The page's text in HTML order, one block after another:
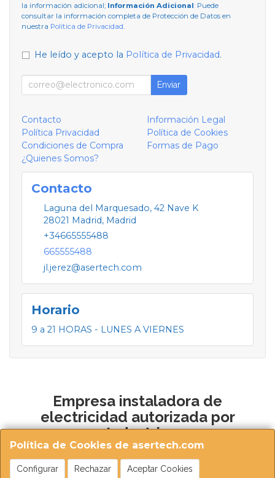
Política de Cookies de asertech.com
Configurar Rechazar Aceptar Cookies
la información adicional; Información Adicional: Puede
consultar la información completa de Protección de Datos en
nuestra Política de Privacidad
He leído y acepto la Política de Privacidad.
Enviar
Contacto
Información Legal
Política Privacidad
Política de Cookies
Condiciones de Compra
Formas de Pago
¿Quienes Somos?
Contacto
Laguna del Marquesado, 42 Nave K
28021 Madrid, Madrid
+34665555488
665555488
jl.jerez@asertech.com
Horario
9 a 21 HORAS - LUNES A VIERNES
Empresa instaladora de
electricidad autorizada por
Industria